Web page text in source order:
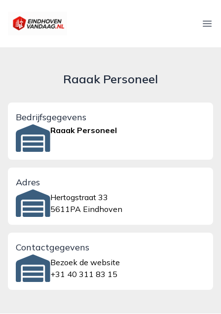
eindhovenvandaag.nl
Raaak Personeel
Bedrijfsgegevens
Raaak Personeel
Adres
Hertogstraat 33
5611PA Eindhoven
Contactgegevens
Bezoek de website
+31 40 311 83 15